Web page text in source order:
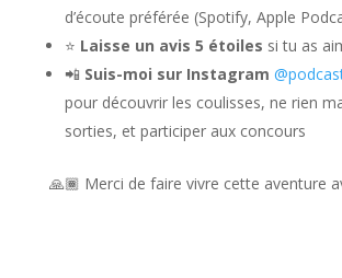
d’écoute préférée (Spotify, Apple
⭐ Laisse un avis 5 étoiles si tu as
📲 Suis-moi sur Instagram
pour découvrir les coulisses, ne rien
sorties, et participer aux concours
🙏🏾 Merci de faire vivre cette aventure